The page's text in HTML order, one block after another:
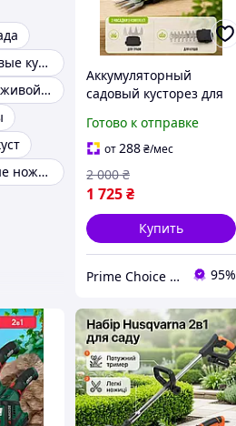
Ножницы садовые кусторезы
Кусторезы для живой изгороди
Аккумуляторные ножницы для растений и кустарников
Аккумуляторный
садовый кусторез для
растений
(электрический мини-
триммер, машинка-
электроножницы) 2в1
Готово к отправке
от288₴/мес
1 725₴
2 000 ₴
Купить
Prime Choice - Лучший выбор 95%